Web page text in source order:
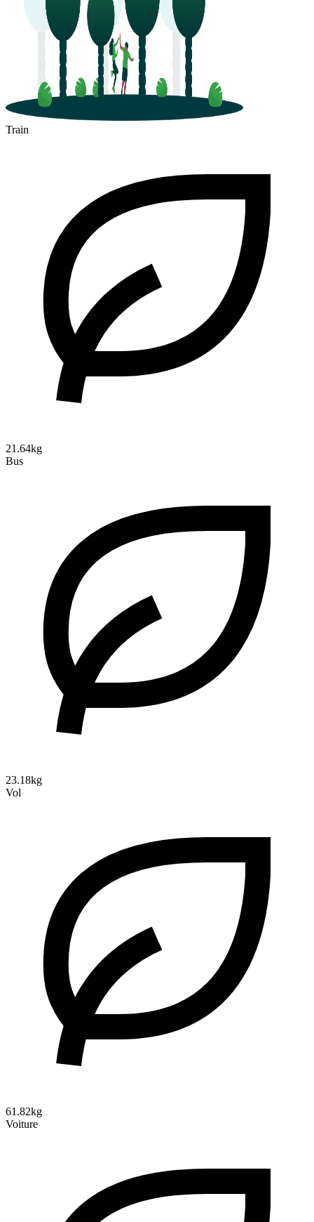
Train
21.64kg
Bus
23.18kg
Vol
61.82kg
Voiture